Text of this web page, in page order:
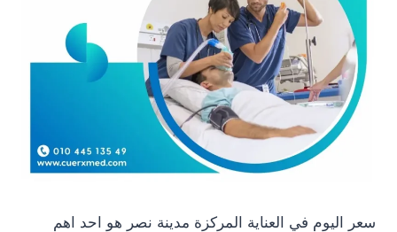
سعر اليوم في العناية المركزة مدينة نصر هو احد اهم